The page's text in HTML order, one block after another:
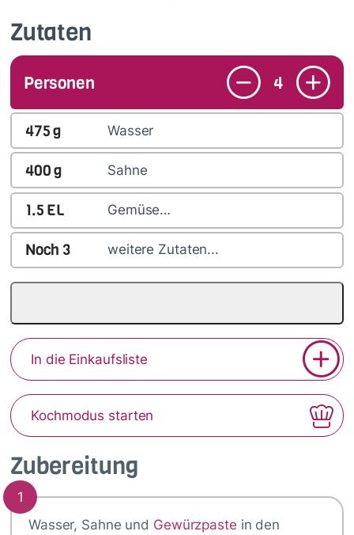
Zubereitung
1
Wasser, Sahne und Gewürzpaste in den
Zutaten
Personen 4
475g Wasser
400g Sahne
1.5 EL Gemüse…
Noch 3 weitere Zutaten...
In die Einkaufsliste
Kochmodus starten